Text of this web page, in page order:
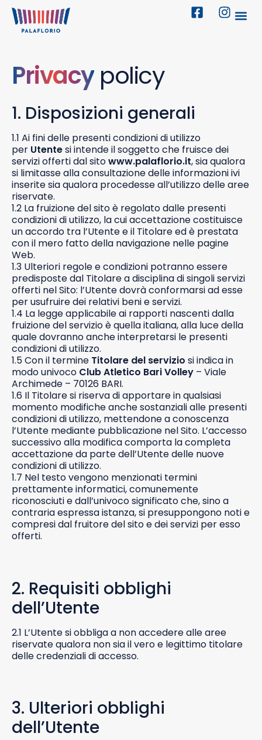
Privacypolicy
1. Disposizioni generali
1.1 Ai fini delle presenti condizioni di utilizzo
per Utentesi intende il soggetto che fruisce dei
servizi offerti dal sitowww.palaflorio.it, sia qualora
si limitasse alla consultazione delle informazioni ivi
inserite sia qualora procedesse all’utilizzo delle aree
riservate.
1.2 La fruizione del sito è regolato dalle presenti
condizioni di utilizzo, la cui accettazione costituisce
un accordo tra l’Utente e il Titolare ed è prestata
con il mero fatto della navigazione nelle pagine
Web.
1.3 Ulteriori regole e condizioni potranno essere
predisposte dal Titolare a disciplina di singoli servizi
offerti nel Sito: l’Utente dovrà conformarsi ad esse
per usufruire dei relativi beni e servizi.
1.4 La legge applicabile ai rapporti nascenti dalla
fruizione del servizio è quella italiana, alla luce della
quale dovranno anche interpretarsi le presenti
condizioni di utilizzo.
1.5 Con il termine Titolare del servizio si indica in
modo univoco Club Atletico Bari Volley – Viale
Archimede – 70126 BARI.
1.6 Il Titolare si riserva di apportare in qualsiasi
momento modifiche anche sostanziali alle presenti
condizioni di utilizzo, mettendone a conoscenza
l’Utente mediante pubblicazione nel Sito. L’accesso
successivo alla modifica comporta la completa
accettazione da parte dell’Utente delle nuove
condizioni di utilizzo.
1.7 Nel testo vengono menzionati termini
prettamente informatici, comunemente
riconosciuti e dall’univoco significato che, sino a
contraria espressa istanza, si presuppongono noti e
compresi dal fruitore del sito e dei servizi per esso
offerti.
2. Requisiti obblighi
dell’Utente
2.1 L’Utente si obbliga a non accedere alle aree
riservate qualora non sia il vero e legittimo titolare
delle credenziali di accesso.
3. Ulteriori obblighi
dell’Utente